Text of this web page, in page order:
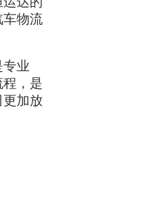
车物流
业
，是
加放